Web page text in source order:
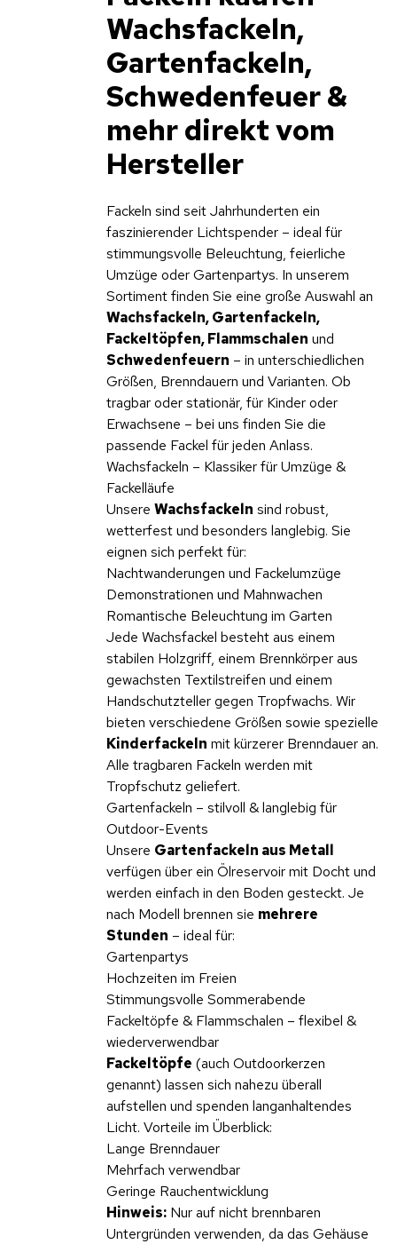
Wachsfackeln,
Gartenfackeln,
Schwedenfeuer &
mehr direkt vom
Hersteller
Fackeln sind seit Jahrhunderten ein
faszinierender Lichtspender – ideal für
stimmungsvolle Beleuchtung, feierliche
Umzüge oder Gartenpartys. In unserem
Sortiment finden Sie eine große Auswahl an
Wachsfackeln, Gartenfackeln,
Fackeltöpfen, Flammschalen und
Schwedenfeuern – in unterschiedlichen
Größen, Brenndauern und Varianten. Ob
tragbar oder stationär, für Kinder oder
Erwachsene – bei uns finden Sie die
passende Fackel für jeden Anlass.
Wachsfackeln – Klassiker für Umzüge &
Fackelläufe
Unsere Wachsfackeln sind robust,
wetterfest und besonders langlebig. Sie
eignen sich perfekt für:
Nachtwanderungen und Fackelumzüge
Demonstrationen und Mahnwachen
Romantische Beleuchtung im Garten
Jede Wachsfackel besteht aus einem
stabilen Holzgriff, einem Brennkörper aus
gewachsten Textilstreifen und einem
Handschutzteller gegen Tropfwachs. Wir
bieten verschiedene Größen sowie spezielle
Kinderfackeln mit kürzerer Brenndauer an.
Alle tragbaren Fackeln werden mit
Tropfschutz geliefert.
Gartenfackeln – stilvoll & langlebig für
Outdoor-Events
Unsere Gartenfackeln aus Metall
verfügen über ein Ölreservoir mit Docht und
werden einfach in den Boden gesteckt. Je
nach Modell brennen sie mehrere
Stunden – ideal für:
Gartenpartys
Hochzeiten im Freien
Stimmungsvolle Sommerabende
Fackeltöpfe & Flammschalen – flexibel &
wiederverwendbar
Fackeltöpfe (auch Outdoorkerzen
genannt) lassen sich nahezu überall
aufstellen und spenden langanhaltendes
Licht. Vorteile im Überblick:
Lange Brenndauer
Mehrfach verwendbar
Geringe Rauchentwicklung
Hinweis:Nur auf nicht brennbaren
Untergründen verwenden, da das Gehäuse